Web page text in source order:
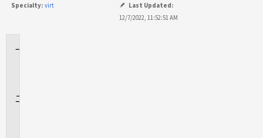
Specialty: virt
Last Updated:
12/7/2022, 11:52:51 AM